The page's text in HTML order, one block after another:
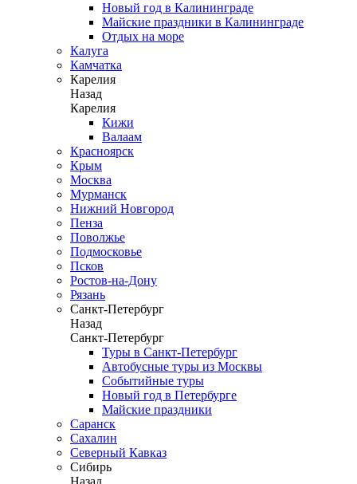
Новый год в Калининграде
Майские праздники в Калининграде
Отдых на море
Калуга
Камчатка
Карелия
Назад
Карелия
Кижи
Валаам
Красноярск
Крым
Москва
Мурманск
Нижний Новгород
Пенза
Поволжье
Подмосковье
Псков
Ростов-на-Дону
Рязань
Санкт-Петербург
Назад
Санкт-Петербург
Туры в Санкт-Петербург
Автобусные туры из Москвы
Событийные туры
Новый год в Петербурге
Майские праздники
Саранск
Сахалин
Северный Кавказ
Сибирь
Назад